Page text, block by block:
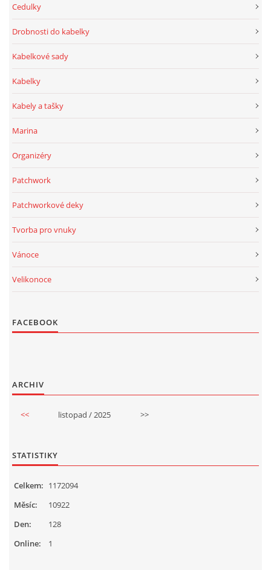
Cedulky
Drobnosti do kabelky
Kabelkové sady
Kabelky
Kabely a tašky
Marina
Organizéry
Patchwork
Patchworkové deky
Tvorba pro vnuky
Vánoce
Velikonoce
FACEBOOK
ARCHIV
<< listopad / 2025 >>
STATISTIKY
Online: 1
Celkem: 1172094
Měsíc:
10922
Den:
128